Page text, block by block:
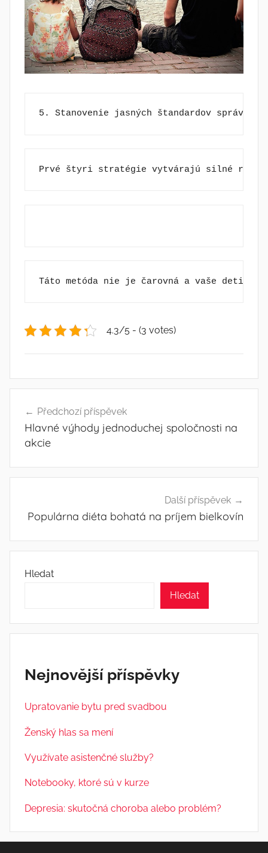
5. Stanovenie jasných štandardov správania
Prvé štyri stratégie vytvárajú silné rodinné
Táto metóda nie je čarovná a vaše
4.3/5 - (3 votes)
pro
příspěvek
Předchozí příspěvek
Hlavné výhody jednoduchej spoločnosti na
akcie
Další příspěvek
Populárna diéta bohatá na príjem bielkovín
Hledat
Hledat
Nejnovější příspěvky
Upratovanie bytu pred svadbou
Ženský hlas sa mení
Využívate asistenčné služby?
Notebooky, ktoré sú v kurze
Depresia: skutočná choroba alebo problém?